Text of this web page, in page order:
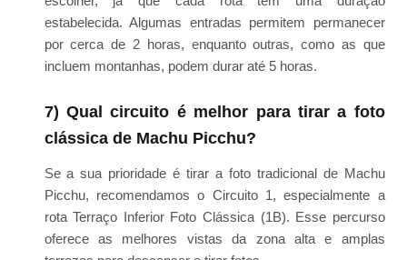
estabelecida. Algumas entradas permitem permanecer
por cerca de 2 horas, enquanto outras, como as que
incluem montanhas, podem durar até 5 horas.
7) Qual circuito é melhor para tirar a foto
clássica de Machu Picchu?
Se a sua prioridade é tirar a foto tradicional de Machu
Picchu, recomendamos o Circuito 1, especialmente a
rota Terraço Inferior Foto Clássica (1B). Esse percurso
oferece as melhores vistas da zona alta e amplas